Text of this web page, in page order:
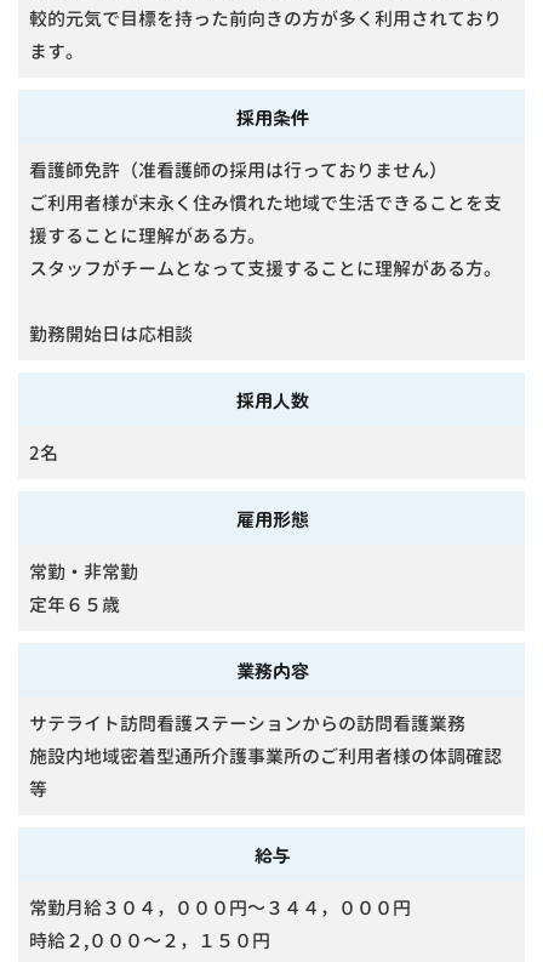
較的元気で目標を持った前向きの方が多く利用されており
ます。
採用条件
看護師免許（准看護師の採用は行っておりません）
ご利用者様が末永く住み慣れた地域で生活できることを支
援することに理解がある方。
スタッフがチームとなって支援することに理解がある方。
勤務開始日は応相談
採用人数
2名
雇用形態
常勤・非常勤
定年６５歳
業務内容
サテライト訪問看護ステーションからの訪問看護業務
施設内地域密着型通所介護事業所のご利用者様の体調確認
等
給与
常勤月給３０４，０００円～３４４，０００円
時給２,０００～２，１５０円